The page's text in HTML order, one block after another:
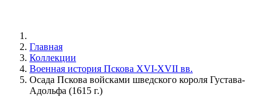
Главная
Коллекции
Военная история Пскова XVI-XVII вв.
Осада Пскова войсками шведского короля Густава-
Адольфа (1615 г.)